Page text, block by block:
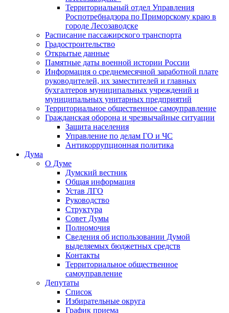
Территориальный отдел Управления
Роспотребнадзора по Приморскому краю в
городе Лесозаводске
Расписание пассажирского транспорта
Градостроительство
Открытые данные
Памятные даты военной истории России
Информация о среднемесячной заработной плате
руководителей, их заместителей и главных
бухгалтеров муниципальных учреждений и
муниципальных унитарных предприятий
Территориальное общественное самоуправление
Гражданская оборона и чрезвычайные ситуации
Защита населения
Управление по делам ГО и ЧС
Антикоррупционная политика
Дума
О Думе
Думский вестник
Общая информация
Устав ЛГО
Руководство
Структура
Совет Думы
Полномочия
Сведения об использовании Думой
выделяемых бюджетных средств
Контакты
Территориальное общественное
самоуправление
Депутаты
Список
Избирательные округа
График приема